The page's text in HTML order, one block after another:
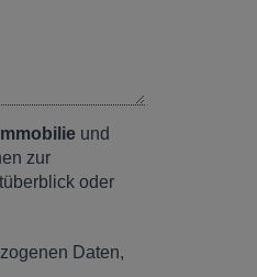
und
zur
oder
Daten,